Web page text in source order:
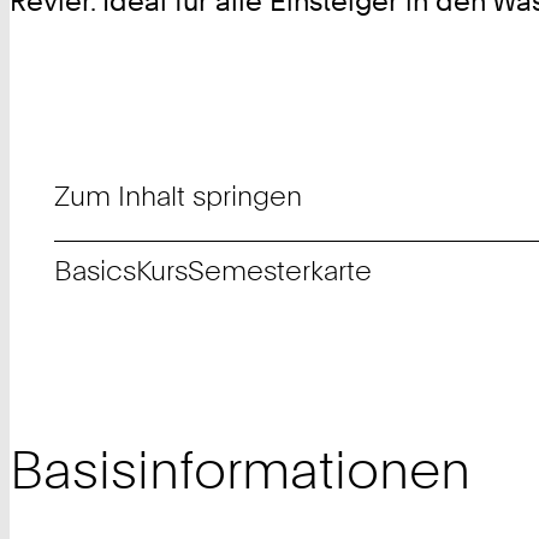
Zum Inhalt springen
BasicsKursSemesterkarte
Basisinformationen